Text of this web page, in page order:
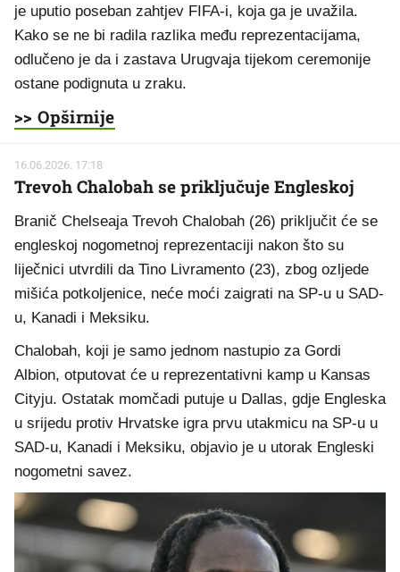
je uputio poseban zahtjev FIFA-i, koja ga je uvažila.
Kako se ne bi radila razlika među reprezentacijama,
odlučeno je da i zastava Urugvaja tijekom ceremonije
ostane podignuta u zraku.
>> Opširnije
16.06.2026. 17:18
Trevoh Chalobah se priključuje Engleskoj
Branič Chelseaja Trevoh Chalobah (26) priključit će se
engleskoj nogometnoj reprezentaciji nakon što su
liječnici utvrdili da Tino Livramento (23), zbog ozljede
mišića potkoljenice, neće moći zaigrati na SP-u u SAD-
u, Kanadi i Meksiku.
Chalobah, koji je samo jednom nastupio za Gordi
Albion, otputovat će u reprezentativni kamp u Kansas
Cityju. Ostatak momčadi putuje u Dallas, gdje Engleska
u srijedu protiv Hrvatske igra prvu utakmicu na SP-u u
SAD-u, Kanadi i Meksiku, objavio je u utorak Engleski
nogometni savez.